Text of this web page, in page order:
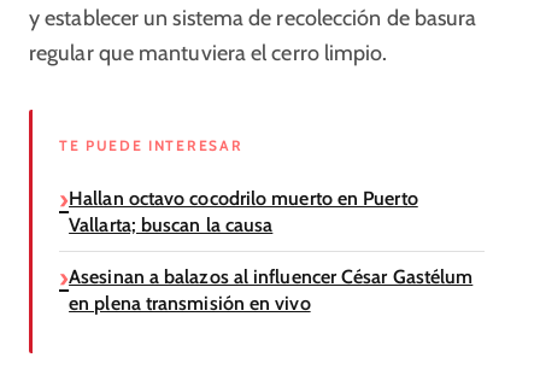
y establecer un sistema de recolección de basura
regular que mantuviera el cerro limpio.
TE PUEDE INTERESAR
Hallan octavo cocodrilo muerto en Puerto
Vallarta; buscan la causa
Asesinan a balazos al influencer César Gastélum
en plena transmisión en vivo